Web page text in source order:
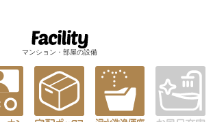
マンション・部屋の設備